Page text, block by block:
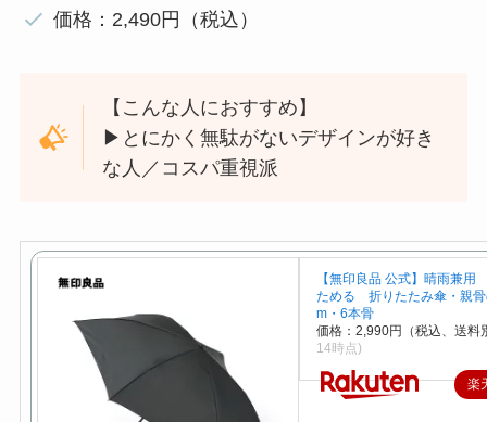
価格：2,490円（税込）
【こんな人におすすめ】
▶︎とにかく無駄がないデザインが好き
な人／コスパ重視派
【無印良品 公式】晴雨兼
ためる 折りたたみ傘・親
m・6本骨
価格：2,990円（税込、送料
14時点)
楽